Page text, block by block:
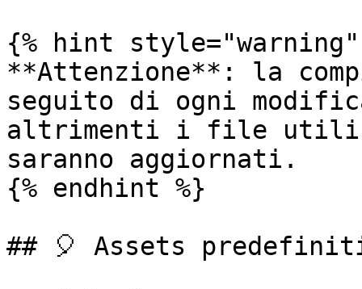
{% hint style="warning"
**Attenzione**: la
seguito di ogni
altrimenti i file
saranno aggiornati.
{% endhint %}
## 🎈 Assets